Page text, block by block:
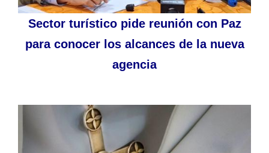
Sector turístico pide reunión con Paz
para conocer los alcances de la nueva
agencia